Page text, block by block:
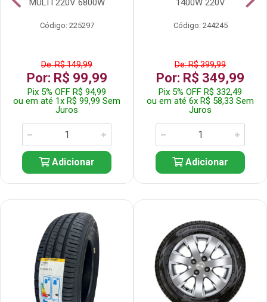
MULTI 220V 6800W
Código: 225297
De: R$ 149,99
Por: R$ 99,99
Pix 5% OFF R$ 94,99
ou em até 1x R$ 99,99 Sem
Juros
Adicionar
1400W 220V
Código: 244245
De: R$ 399,99
Por: R$ 349,99
Pix 5% OFF R$ 332,49
ou em até 6x R$ 58,33 Sem
Juros
Adicionar